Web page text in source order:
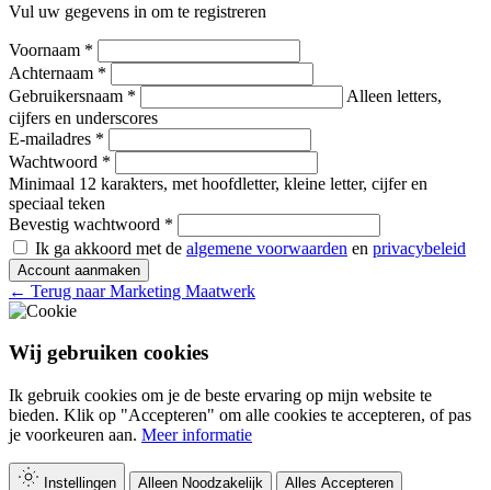
Vul uw gegevens in om te registreren
Voornaam *
Achternaam *
Gebruikersnaam *
Alleen letters,
cijfers en underscores
E-mailadres *
Wachtwoord *
Minimaal 12 karakters, met hoofdletter, kleine letter, cijfer en
speciaal teken
Bevestig wachtwoord *
Ik ga akkoord met de algemene voorwaarden en privacybeleid
Account aanmaken
← Terug naar Marketing Maatwerk
Wij gebruiken cookies
Ik gebruik cookies om je de beste ervaring op mijn website te
bieden. Klik op "Accepteren" om alle cookies te accepteren, of pas
je voorkeuren aan. Meer informatie
Instellingen Alleen Noodzakelijk
Alles Accepteren